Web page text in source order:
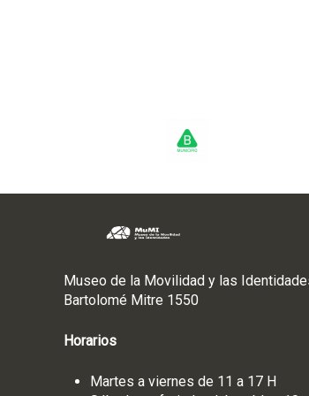
Museo de la Movilidad y las
Bartolomé Mitre 1550
Horarios
Martes a viernes de 11 a 17 H